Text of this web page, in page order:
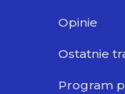
Opinie
Ostatnie
Program